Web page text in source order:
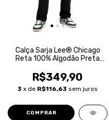
Calça Sarja Lee® Chicago
Reta 100% Algodão Preta
R$349,90
3 x de R$116,63 sem juros
COMPRAR